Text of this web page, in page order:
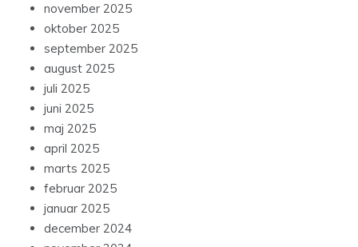
november 2025
oktober 2025
september 2025
august 2025
juli 2025
juni 2025
maj 2025
april 2025
marts 2025
februar 2025
januar 2025
december 2024